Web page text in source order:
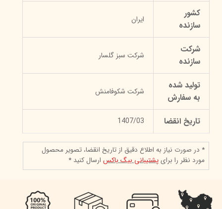
کشور
سازنده
ایران
شرکت
سازنده
شرکت سبز گلسار
تولید شده
به سفارش
شرکت شکوفامنش
تاریخ انقضا 1407/03
* در صورت نیاز به اطلاع دقیق از تاریخ انقضا، تصویر محصول
مورد نظر را برایپشتیبانی بیگ باکسارسال کنید *